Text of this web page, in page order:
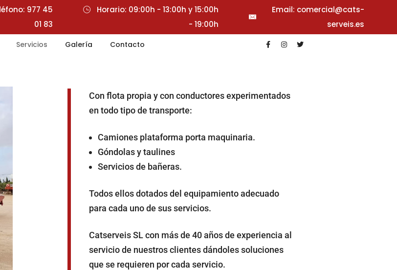
977 45
01 83
Horario: 09:00h - 13:00h y 15:00h
- 19:00h
Email: comercial@cats-
serveis.es
Servicios Galería Contacto
Transporte general
Con flota propia y con conductores experimentados
en todo tipo de transporte:
Camiones plataforma porta maquinaria.
Góndolas y taulines
Servicios de bañeras.
Todos ellos dotados del equipamiento adecuado
para cada uno de sus servicios.
Catserveis SL con más de 40 años de experiencia al
servicio de nuestros clientes dándoles soluciones
que se requieren por cada servicio.